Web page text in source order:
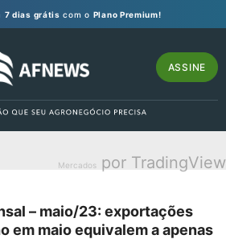
7 dias grátis com o Plano Premium!
ASSINE
Mercados por TradingView
– maio/23: exportações
em maio equivalem a apenas